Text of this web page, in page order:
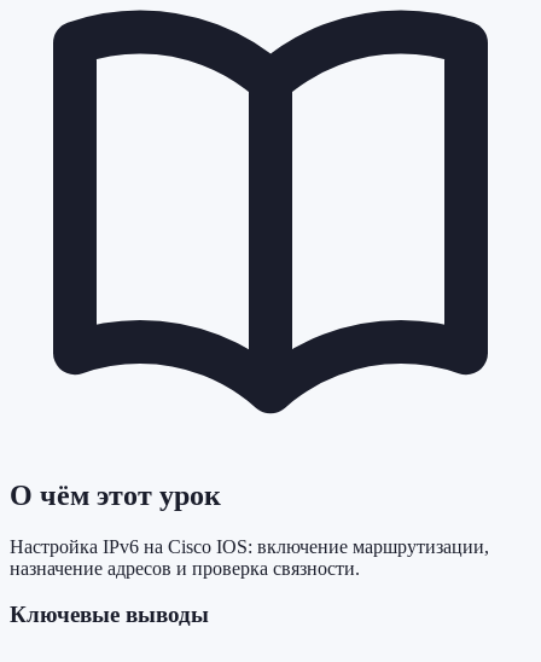
О чём этот урок
Настройка IPv6 на Cisco IOS: включение маршрутизации,
назначение адресов и проверка связности.
Ключевые выводы